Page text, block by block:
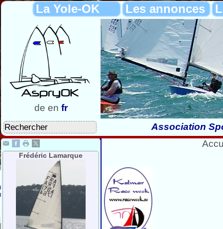
La Yole-OK Les annonces
de en fr
Association
Frédéric Lamarque